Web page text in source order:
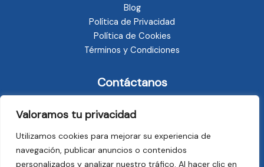
Valoramos tu privacidad
Utilizamos cookies para mejorar su experiencia de
navegación, publicar anuncios o contenidos
personalizados y analizar nuestro tráfico. Al hacer clic en
Blog
Política de Privacidad
Política de Cookies
Términos y Condiciones
Contáctanos
Barcelona
info@dh60reformasterrassa.com
677 35 42 57